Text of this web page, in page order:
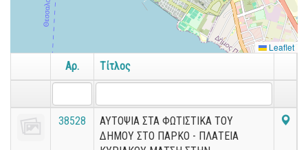
Leaflet
Αρ. Τίτλος
38528
ΑΥΤΟΨΙΑ ΣΤΑ ΦΩΤΙΣΤΙΚΑ ΤΟΥ
ΔΗΜΟΥ ΣΤΟ ΠΑΡΚΟ - ΠΛΑΤΕΙΑ